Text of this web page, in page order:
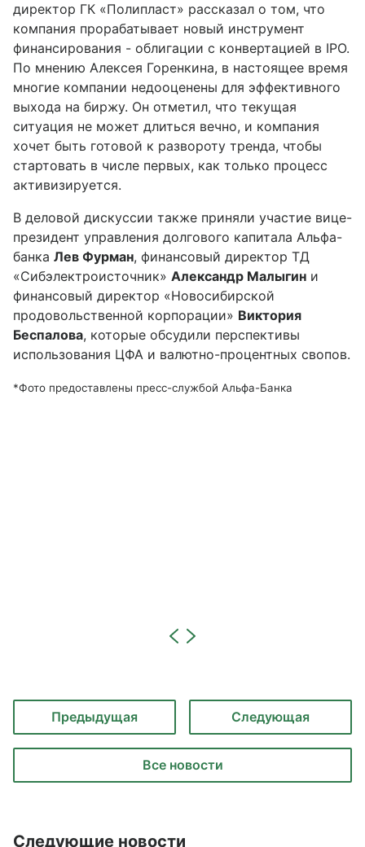
директор ГК «Полипласт» рассказал о том, что
компания прорабатывает новый инструмент
финансирования - облигации с конвертацией в IPO.
По мнению Алексея Горенкина, в настоящее время
многие компании недооценены для эффективного
выхода на биржу. Он отметил, что текущая
ситуация не может длиться вечно, и компания
хочет быть готовой к развороту тренда, чтобы
стартовать в числе первых, как только процесс
активизируется.
В деловой дискуссии также приняли участие вице-
президент управления долгового капитала Альфа-
банка Лев Фурман, финансовый директор ТД
«Сибэлектроисточник» Александр Малыгин и
финансовый директор «Новосибирской
продовольственной корпорации» Виктория
Беспалова, которые обсудили перспективы
использования ЦФА и валютно-процентных свопов.
*Фото предоставлены пресс-службой Альфа-Банка
Предыдущая Следующая
Все новости
Следующие новости